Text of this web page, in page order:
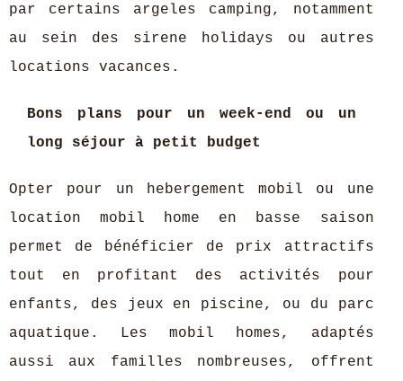
par certains argeles camping, notamment
au sein des sirene holidays ou autres
locations vacances.
Bons plans pour un week-end ou un
long séjour à petit budget
Opter pour un hebergement mobil ou une
location mobil home en basse saison
permet de bénéficier de prix attractifs
tout en profitant des activités pour
enfants, des jeux en piscine, ou du parc
aquatique. Les mobil homes, adaptés
aussi aux familles nombreuses, offrent